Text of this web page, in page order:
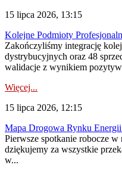
15 lipca 2026, 13:15
Kolejne Podmioty
Zakończyliśmy integrację
dystrybucyjnych oraz 48
walidacje z wynikiem
Więcej...
15 lipca 2026, 12:15
Mapa Drogowa Rynku
Pierwsze spotkanie robocze
dziękujemy za wszystkie
w...